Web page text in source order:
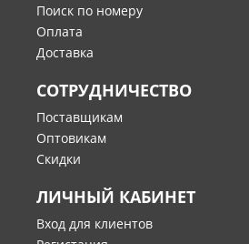
Поиск по номеру
Оплата
Доставка
СОТРУДНИЧЕСТВО
Поставщикам
Оптовикам
Скидки
ЛИЧНЫЙ КАБИНЕТ
Вход для клиентов